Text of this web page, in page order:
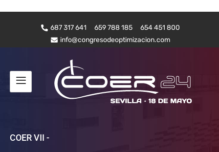
687 317 641 659 788 185
654 451 800
info@congresodeoptimizacion.com
COER VII -